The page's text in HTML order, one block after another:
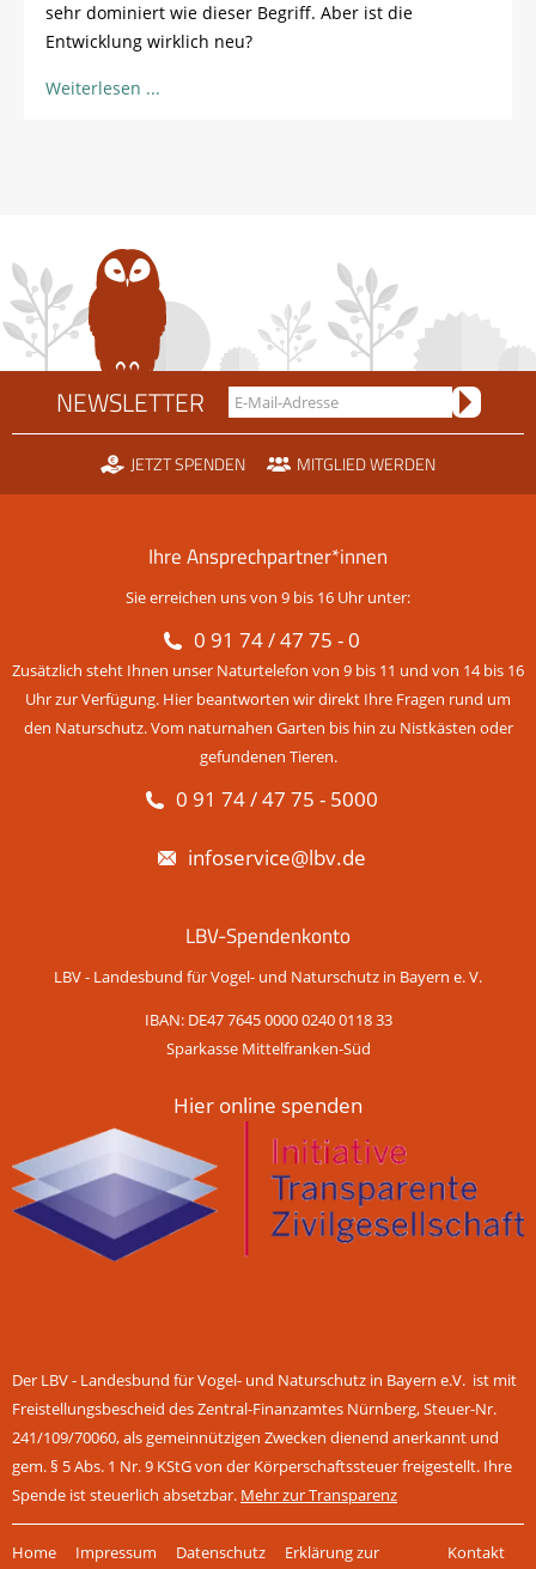
sehr dominiert wie dieser Begriff. Aber ist die
Entwicklung wirklich neu?
Weiterlesen
NEWSLETTER
JETZT SPENDEN MITGLIED WERDEN
Ihre Ansprechpartner*innen
Sie erreichen uns von 9 bis 16 Uhr unter:
0 91 74 / 47 75 - 0
Zusätzlich steht Ihnen unser Naturtelefon von 9 bis 11 und von 14 bis 16
Uhr zur Verfügung. Hier beantworten wir direkt Ihre Fragen rund um
den Naturschutz. Vom naturnahen Garten bis hin zu Nistkästen oder
gefundenen Tieren.
0 91 74 / 47 75 - 5000
infoservice@lbv.de
LBV-Spendenkonto
LBV - Landesbund für Vogel- und Naturschutz in Bayern e. V.
IBAN: DE47 7645 0000 0240 0118 33
Sparkasse Mittelfranken-Süd
Hier online spenden
Der LBV - Landesbund für Vogel- und Naturschutz in Bayern e.V. ist mit
Freistellungsbescheid des Zentral-Finanzamtes Nürnberg, Steuer-Nr.
241/109/70060, als gemeinnützigen Zwecken dienend anerkannt und
gem. § 5 Abs. 1 Nr. 9 KStG von der Körperschaftssteuer freigestellt. Ihre
Spende ist steuerlich absetzbar. Mehr zur Transparenz
Home Impressum Datenschutz Erklärung zur Kontakt